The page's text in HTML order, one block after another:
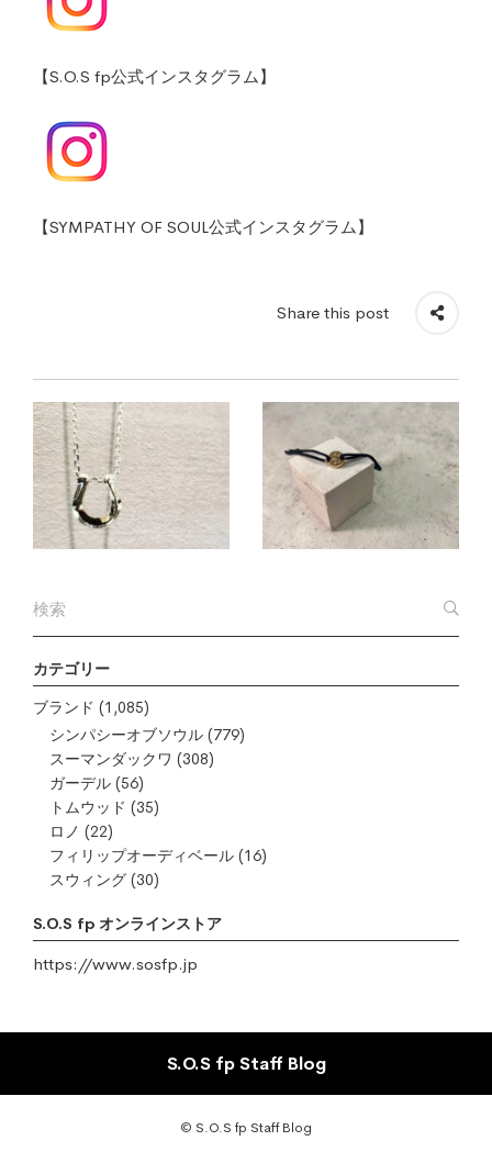
カテゴリー
ブランド (1,085)
シンパシーオブソウル (779)
スーマンダックワ (308)
ガーデル (56)
トムウッド (35)
ロノ (22)
フィリップオーディベール (16)
スウィング (30)
S.O.S fp オンラインストア
https://www.sosfp.jp
【S.O.S fp公式インスタグラム】
【SYMPATHY OF SOUL公式インスタグラム】
Share this post
S.O.S fp Staff Blog
© S.O.S fp Staff Blog